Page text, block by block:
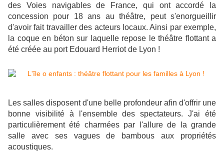
des Voies navigables de France, qui ont accordé la
concession pour 18 ans au théâtre, peut s'enorgueillir
d'avoir fait travailler des acteurs locaux. Ainsi par exemple,
la coque en béton sur laquelle repose le théâtre flottant a
été créée au port Edouard Herriot de Lyon !
Les salles disposent d'une belle profondeur afin d'offrir une
bonne visibilité à l'ensemble des spectateurs. J'ai été
particulièrement été charmées par l'allure de la grande
salle avec ses vagues de bambous aux propriétés
acoustiques.